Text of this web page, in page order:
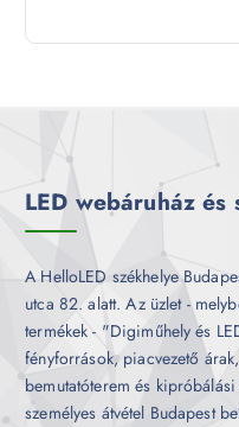
r
LED webáruház és
A HelloLED székhelye
utca 82. alatt. Az üzlet -
termékek - "Digiműhely és
fényforrások, piacvezető
bemutatóterem és
személyes átvétel Budapest